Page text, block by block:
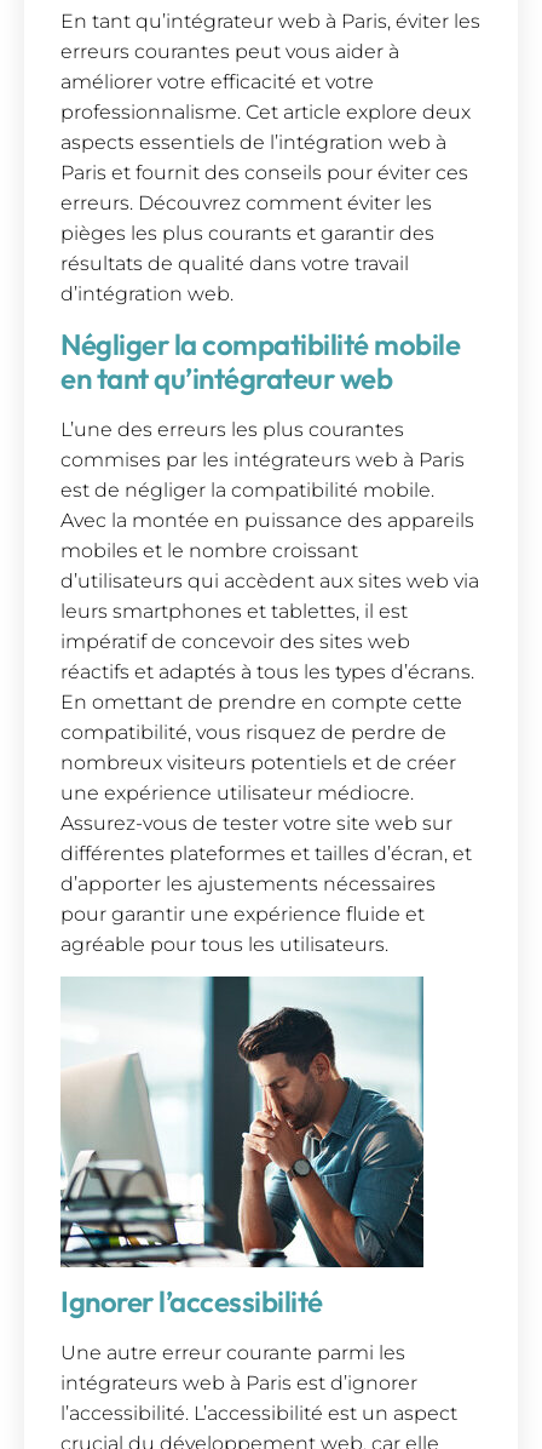
En tant qu’intégrateur web à Paris, éviter les
erreurs courantes peut vous aider à
améliorer votre efficacité et votre
professionnalisme. Cet article explore deux
aspects essentiels de l’intégration web à
Paris et fournit des conseils pour éviter ces
erreurs. Découvrez comment éviter les
pièges les plus courants et garantir des
résultats de qualité dans votre travail
d’intégration web.
Négliger la compatibilité mobile
en tant qu’intégrateur web
L’une des erreurs les plus courantes
commises par les intégrateurs web à Paris
est de négliger la compatibilité mobile.
Avec la montée en puissance des appareils
mobiles et le nombre croissant
d’utilisateurs qui accèdent aux sites web via
leurs smartphones et tablettes, il est
impératif de concevoir des sites web
réactifs et adaptés à tous les types d’écrans.
En omettant de prendre en compte cette
compatibilité, vous risquez de perdre de
nombreux visiteurs potentiels et de créer
une expérience utilisateur médiocre.
Assurez-vous de tester votre site web sur
différentes plateformes et tailles d’écran, et
d’apporter les ajustements nécessaires
pour garantir une expérience fluide et
agréable pour tous les utilisateurs.
Ignorer l’accessibilité
Une autre erreur courante parmi les
intégrateurs web à Paris est d’ignorer
l’accessibilité. L’accessibilité est un aspect
crucial du développement web, car elle